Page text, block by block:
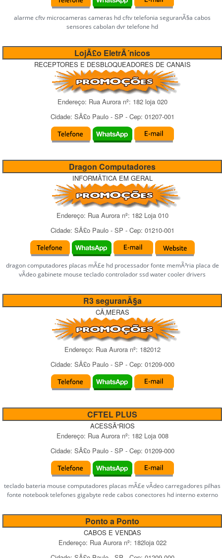
alarme cftv microcameras cameras hd cftv telefonia seguranÃ§a cabos
sensores cabolan dvr telefone hd
LojÃ£o EletrÃ´nicos
RECEPTORES E DESBLOQUEADORES DE CANAIS
Endereço: Rua Auroranº: 182 loja 020
Cidade: SÃ£o Paulo- SP - Cep: 01207-001
Dragon Computadores
INFORMÃTICA EM GERAL
Endereço: Rua Auroranº: 182 Loja 010
Cidade: SÃ£o Paulo- SP - Cep: 01210-001
dragon computadores placas mÃ£e hd processador fonte memÃ³ria placa de
vÃ­deo gabinete mouse teclado controlador ssd water cooler drivers
R3 seguranÃ§a
CÃ‚MERAS
Endereço: Rua Auroranº: 182012
Cidade: SÃ£o Paulo- SP - Cep: 01209-000
CFTEL PLUS
ACESSÃ“RIOS
Endereço: Rua Auroranº: 182 Loja 008
Cidade: SÃ£o Paulo- SP - Cep: 01209-000
teclado bateria mouse computadores placas mÃ£e vÃ­deo carregadores pilhas
fonte notebook telefones gigabyte rede cabos conectores hd interno externo
Ponto a Ponto
CABOS E VENDAS
Endereço: Rua Auroranº: 182loja 022